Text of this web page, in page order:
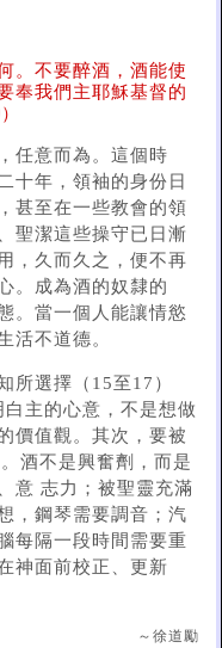
。不要醉酒，酒能使
奉我們主耶穌基督的
任意而為。這個時
十年，領袖的身份日
甚至在一些教會的領
聖潔這些操守已日漸
，久而久之，便不再
。成為酒的奴隸的
。當一個人能讓情慾
活不道德。
所選擇（15至17）
主的心意，不是想做
價值觀。其次，要被
酒不是興奮劑，而是
意 志力；被聖靈充滿
，鋼琴需要調音；汽
每隔一段時間需要重
神面前校正、更新
～徐道勵